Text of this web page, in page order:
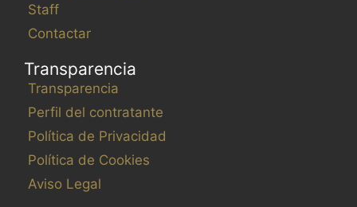
Staff
Contactar
Transparencia
Transparencia
Perfil del contratante
Política de Privacidad
Política de Cookies
Aviso Legal